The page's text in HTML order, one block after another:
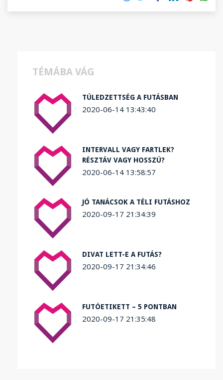
TÉMÁBA VÁG
TÚLEDZETTSÉG A FUTÁSBAN
2020-06-14 13:43:40
INTERVALL VAGY FARTLEK?
RÉSZTÁV VAGY HOSSZÚ?
2020-06-14 13:58:57
JÓ TANÁCSOK A TÉLI FUTÁSHOZ
2020-09-17 21:34:39
DIVAT LETT-E A FUTÁS?
2020-09-17 21:34:46
FUTÓETIKETT – 5 PONTBAN
2020-09-17 21:35:48